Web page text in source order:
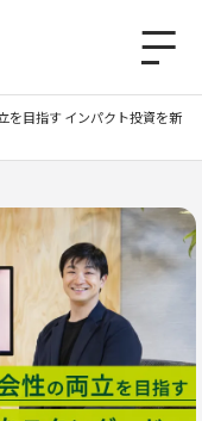
を目指す インパクト投資を新